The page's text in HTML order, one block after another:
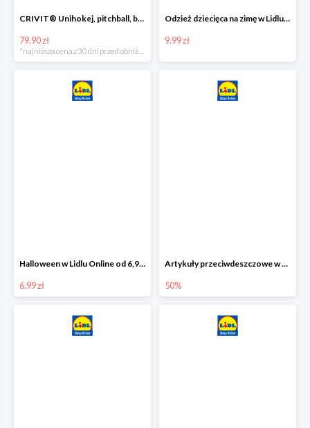
CRIVIT® Unihokej, pitchball, bean bag lub disc golf
79.90 zł
Odzież dziecięca na zimę w Lidlu Online od 9,99 zł
9.99 zł
Halloween w Lidlu Online od 6,99 zł
6.99 zł
Artykuły przeciwdeszczowe w Lodilu Online do -50%
50%